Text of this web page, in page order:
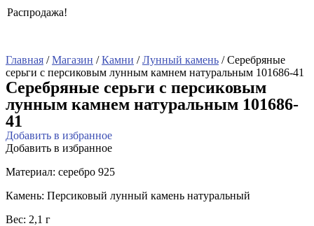
Распродажа!
Главная /Магазин /Камни /Лунный камень / Серебряные
серьги с персиковым лунным камнем натуральным 101686-41
Серебряные серьги с персиковым
лунным камнем натуральным 101686-
41
Добавить в избранное
Добавить в избранное
Материал: серебро 925
Камень: Персиковый лунный камень натуральный
Вес: 2,1 г